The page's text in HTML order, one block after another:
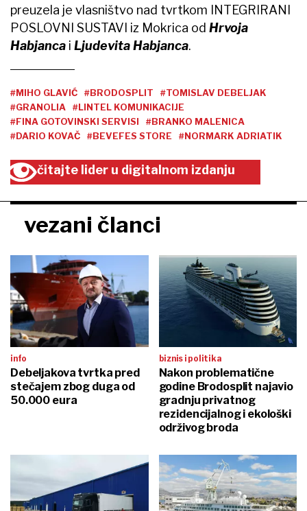
preuzela je vlasništvo nad tvrtkom INTEGRIRANI
POSLOVNI SUSTAVI iz Mokrica od Hrvoja
Habjanca i Ljudevita Habjanca.
#MIHO GLAVIĆ #BRODOSPLIT
#TOMISLAV DEBELJAK
#GRANOLIA
#LINTEL KOMUNIKACIJE
#FINA GOTOVINSKI SERVISI
#BRANKO MALENICA
#DARIO KOVAČ
#BEVEFES STORE #NORMARK ADRIATIK
čitajte lider u digitalnom izdanju
vezani članci
info
Debeljakova tvrtka pred
stečajem zbog duga od
50.000 eura
biznis i politika
Nakon problematične
godine Brodosplit najavio
gradnju privatnog
rezidencijalnog i ekološki
održivog broda